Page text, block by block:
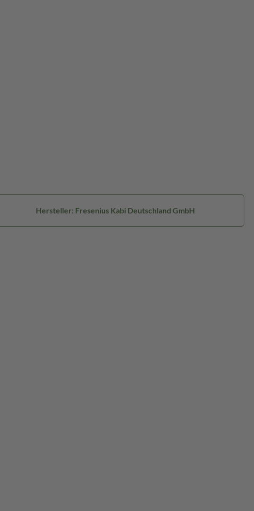
Hersteller: Fresenius Kabi Deutschland GmbH